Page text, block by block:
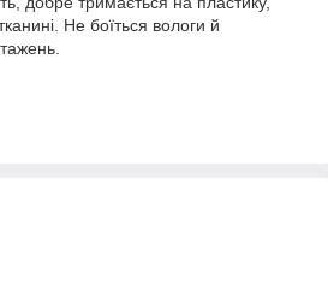
Не боїться вологи й